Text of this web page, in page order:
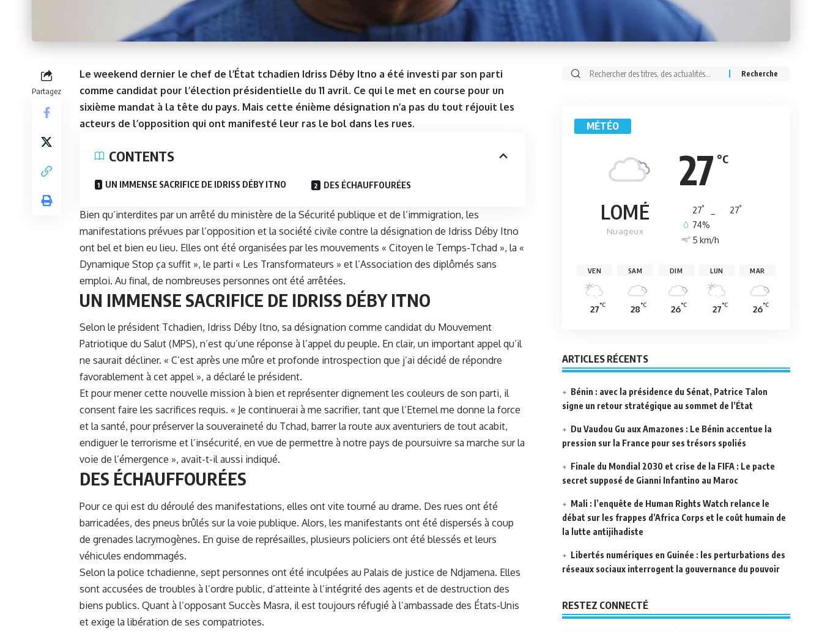
Partagez
Le weekend dernier le chef de l’État tchadien Idriss Déby Itno a été investi par son parti
comme candidat pour l’élection présidentielle du 11 avril. Ce qui le met en course pour un
sixième mandat à la tête du pays. Mais cette énième désignation n’a pas du tout réjouit les
acteurs de l’opposition qui ont manifesté leur ras le bol dans les rues.
CONTENTS
UN IMMENSE SACRIFICE DE IDRISS DÉBY ITNO DES ÉCHAUFFOURÉES
Bien qu’interdites par un arrêté du ministère de la Sécurité publique et de l’immigration, les
manifestations prévues par l’opposition et la société civile contre la désignation de Idriss Déby Itno
ont bel et bien eu lieu. Elles ont été organisées par les mouvements « Citoyen le Temps-Tchad », la «
Dynamique Stop ça suffit », le parti « Les Transformateurs » et l’Association des diplômés sans
emploi. Au final, de nombreuses personnes ont été arrêtées.
UN IMMENSE SACRIFICE DE IDRISS DÉBY ITNO
Selon le président Tchadien, Idriss Déby Itno, sa désignation comme candidat du Mouvement
Patriotique du Salut (MPS), n’est qu’une réponse à l’appel du peuple. En clair, un important appel qu’il
ne saurait décliner. « C’est après une mûre et profonde introspection que j’ai décidé de répondre
favorablement à cet appel », a déclaré le président.
Et pour mener cette nouvelle mission à bien et représenter dignement les couleurs de son parti, il
consent faire les sacrifices requis. « Je continuerai à me sacrifier, tant que l’Eternel me donne la force
et la santé, pour préserver la souveraineté du Tchad, barrer la route aux aventuriers de tout acabit,
endiguer le terrorisme et l’insécurité, en vue de permettre à notre pays de poursuivre sa marche sur la
voie de l’émergence », avait-t-il aussi indiqué.
DES ÉCHAUFFOURÉES
Pour ce qui est du déroulé des manifestations, elles ont vite tourné au drame. Des rues ont été
barricadées, des pneus brûlés sur la voie publique. Alors, les manifestants ont été dispersés à coup
de grenades lacrymogènes. En guise de représailles, plusieurs policiers ont été blessés et leurs
véhicules endommagés.
Selon la police tchadienne, sept personnes ont été inculpées au Palais de justice de Ndjamena. Elles
sont accusées de troubles à l’ordre public, d’atteinte à l’intégrité des agents et de destruction des
biens publics. Quant à l’opposant Succès Masra, il est toujours réfugié à l’ambassade des États-Unis
et exige la libération de ses compatriotes.
Rechercher:
MÉTÉO
27 °C
LOMÉ
Nuageux
27° 27°
74%
5 km/h
VEN
27°C
SAM
28°C
DIM
26°C
LUN
27°C
MAR
26°C
ARTICLES RÉCENTS
Bénin : avec la présidence du Sénat, Patrice Talon
signe un retour stratégique au sommet de l’État
Du Vaudou Gu aux Amazones : Le Bénin accentue la
pression sur la France pour ses trésors spoliés
Finale du Mondial 2030 et crise de la FIFA : Le pacte
secret supposé de Gianni Infantino au Maroc
Mali : l’enquête de Human Rights Watch relance le
débat sur les frappes d’Africa Corps et le coût humain de
la lutte antijihadiste
Libertés numériques en Guinée : les perturbations des
réseaux sociaux interrogent la gouvernance du pouvoir
RESTEZ CONNECTÉ